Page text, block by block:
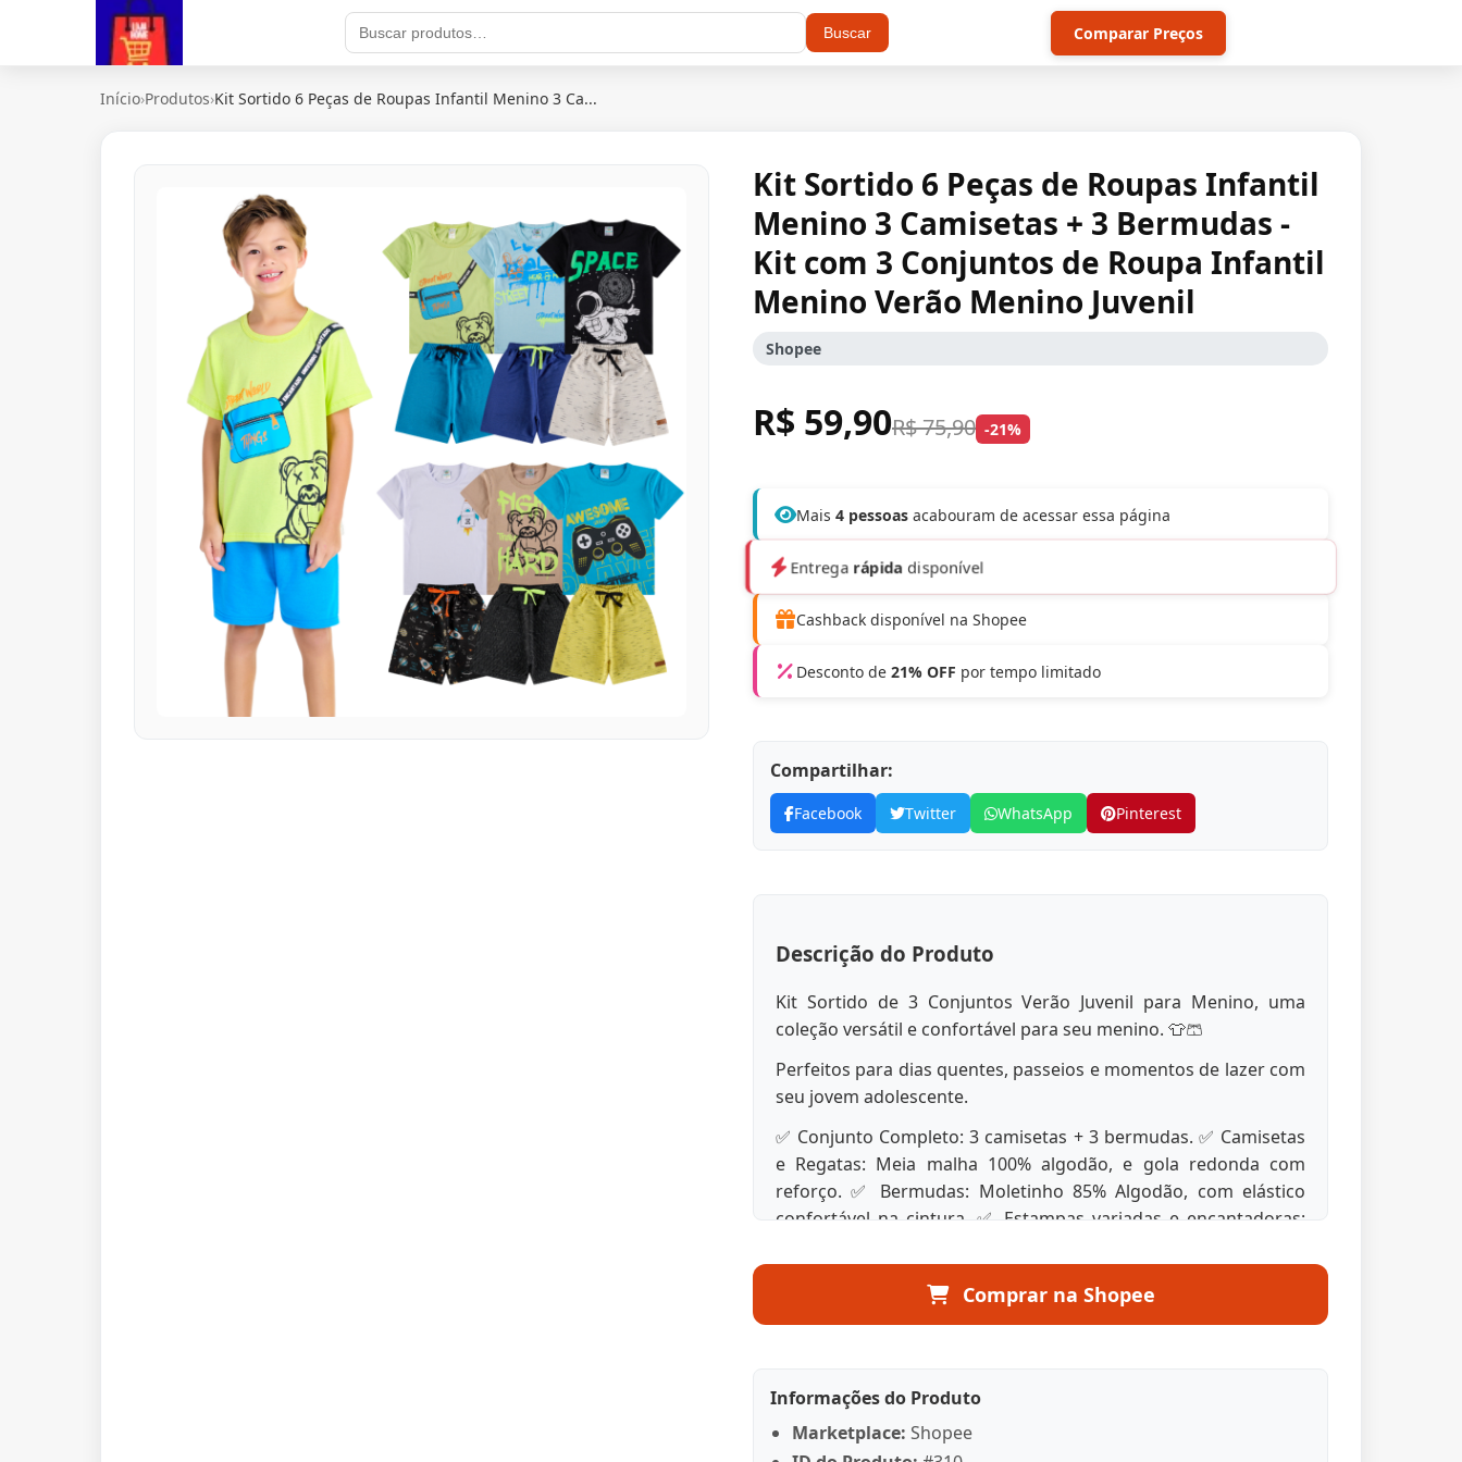
Buscar Comparar Preços
Início›Produtos›Kit Sortido 6 Peças de Roupas Infantil Menino 3 Ca...
Kit Sortido 6 Peças de Roupas Infantil
Menino 3 Camisetas + 3 Bermudas -
Kit com 3 Conjuntos de Roupa Infantil
Menino Verão Menino Juvenil
Shopee
R$ 59,90R$ 75,90 -21%
Mais 4 pessoas acabouram de acessar essa página
Entregarápida disponível
Cashback disponível na Shopee
Desconto de 21% OFF por tempo limitado
Compartilhar:
Facebook Twitter WhatsApp Pinterest
Descrição do Produto
Kit Sortido de 3 Conjuntos Verão Juvenil para Menino, uma
coleção versátil e confortável para seu menino. 👕🩳
Perfeitos para dias quentes, passeios e momentos de lazer com
seu jovem adolescente.
✅ Conjunto Completo: 3 camisetas + 3 bermudas. ✅ Camisetas
e Regatas: Meia malha 100% algodão, e gola redonda com
reforço. ✅ Bermudas: Moletinho 85% Algodão, com elástico
confortável na cintura. ✅ Estampas variadas e encantadoras:
Sugestão de Tamanho por Idade:
Tamanho 1: Indicado para 6 a 12 meses Tamanho 2: Ideal para 1
6/7 anos Tamanho 10: Excelente para 8/9 anos
Os tamanhos podem variar de acordo com o biotipo/tamanho
Comprar na Shopee
Informações do Produto
Marketplace: Shopee